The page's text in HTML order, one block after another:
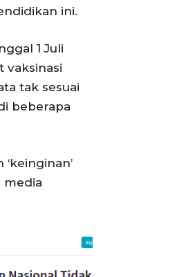
ini.
1 Juli
vaksinasi
tak sesuai
beberapa
media